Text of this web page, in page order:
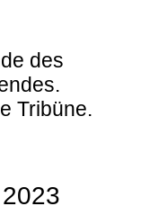
des
Tribüne.